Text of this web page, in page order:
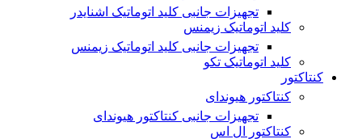
تجهیزات جانبی کلید اتوماتیک اشنایدر
کلید اتوماتیک زیمنس
تجهیزات جانبی کلید اتوماتیک زیمنس
کلید اتوماتیک تکو
کنتاکتور
کنتاکتور هیوندای
تجهیزات جانبی کنتاکتور هیوندای
کنتاکتور ال اس